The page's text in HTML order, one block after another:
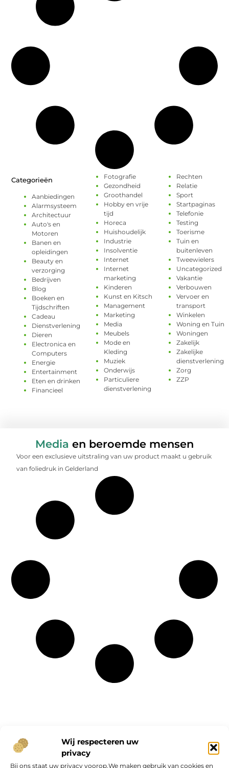
Wij respecteren uw
privacy
Bij ons staat uw privacy voorop.We maken gebruik van cookies en
Categorieën
Aanbiedingen
Alarmsysteem
Architectuur
Auto's en
Motoren
Banen en
opleidingen
Beauty en
verzorging
Bedrijven
Blog
Boeken en
Tijdschriften
Cadeau
Dienstverlening
Dieren
Electronica en
Computers
Energie
Entertainment
Eten en drinken
Financieel
Fotografie
Gezondheid
Groothandel
Hobby en vrije
tijd
Horeca
Huishoudelijk
Industrie
Insolventie
Internet
Internet
marketing
Kinderen
Kunst en Kitsch
Management
Marketing
Media
Meubels
Mode en
Kleding
Muziek
Onderwijs
Particuliere
dienstverlening
Rechten
Relatie
Sport
Startpaginas
Telefonie
Testing
Toerisme
Tuin en
buitenleven
Tweewielers
Uncategorized
Vakantie
Verbouwen
Vervoer en
transport
Winkelen
Woning en Tuin
Woningen
Zakelijk
Zakelijke
dienstverlening
Zorg
ZZP
Media en beroemde mensen
Voor een exclusieve uitstraling van uw product maakt u gebruik
van foliedruk in Gelderland
Onze informatie